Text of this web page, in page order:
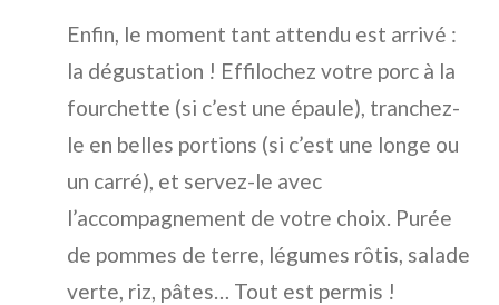
Enfin, le moment tant attendu est arrivé :
la dégustation ! Effilochez votre porc à la
fourchette (si c’est une épaule), tranchez-
le en belles portions (si c’est une longe ou
un carré), et servez-le avec
l’accompagnement de votre choix. Purée
de pommes de terre, légumes rôtis, salade
verte, riz, pâtes… Tout est permis !